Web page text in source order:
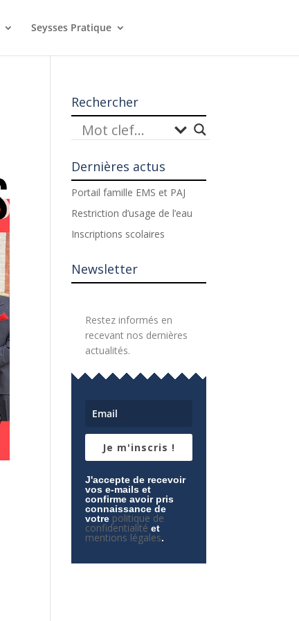
Seysses Pratique
Rechercher
Dernières actus
Portail famille EMS et PAJ
Restriction d’usage de l’eau
Inscriptions scolaires
Newsletter
Restez informés en
recevant nos dernières
actualités.
Je m'inscris !
J'accepte de recevoir
vos e-mails et
confirme avoir pris
connaissance de
votre politique de
confidentialité et
mentions légales.